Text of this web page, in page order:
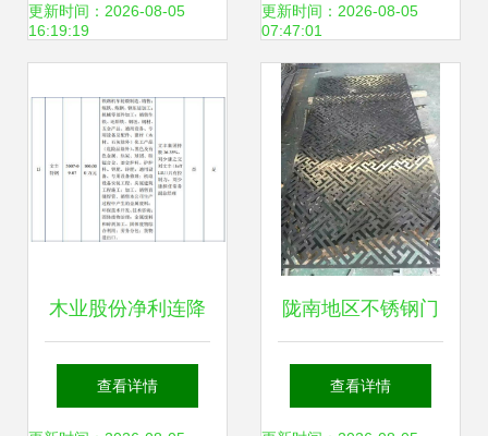
延加工厂，哪种更
更新时间：2026-08-05
16:19:19
性研究报告模板备
案审批
更新时间：2026-08-05
07:47:01
木业股份净利连降
2年 实控人兼任客
查看详情
陇南地区不锈钢门
套钛金镜面定制与
查看详情